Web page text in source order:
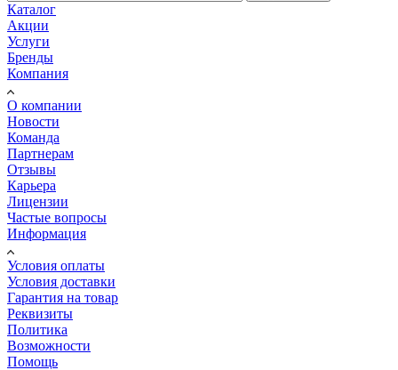
Каталог
Акции
Услуги
Бренды
Компания
О компании
Новости
Команда
Партнерам
Отзывы
Карьера
Лицензии
Частые вопросы
Информация
Условия оплаты
Условия доставки
Гарантия на товар
Реквизиты
Политика
Возможности
Помощь